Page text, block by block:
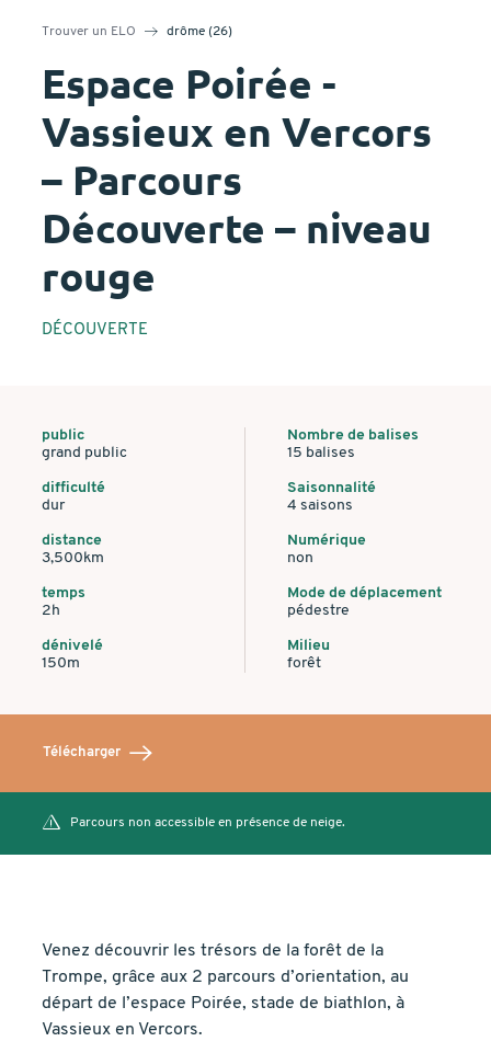
Trouver un ELO drôme (26)
Espace Poirée -
Vassieux en Vercors
– Parcours
Découverte – niveau
rouge
DÉCOUVERTE
public
grand public
difficulté
dur
distance
3,500km
temps
2h
dénivelé
150m
Nombre de balises
15 balises
Saisonnalité
4 saisons
Numérique
non
Mode de déplacement
pédestre
Milieu
forêt
Télécharger
Parcours non accessible en présence de neige.
Venez découvrir les trésors de la forêt de la
Trompe, grâce aux 2 parcours d’orientation, au
départ de l’espace Poirée, stade de biathlon, à
Vassieux en Vercors.